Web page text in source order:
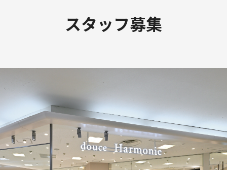
スタッフ募集